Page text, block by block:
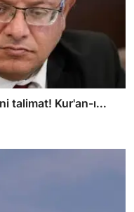
talimat! Kur'an-ı...